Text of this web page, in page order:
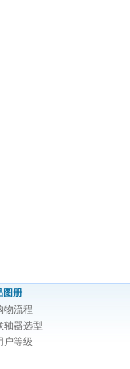
图册
物流程
轴器选型
户等级